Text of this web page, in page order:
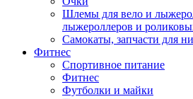
Шлемы для вело и
лыжероллеров и
Самокаты, запчасти для
Фитнес
Спортивное питание
Фитнес
Футболки и майки